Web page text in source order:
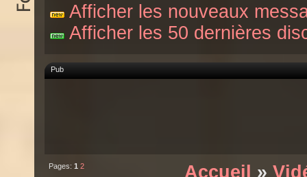
Afficher les nouveaux
Afficher les 50 dernières
Pub
Pages: 1 2 Accueil »